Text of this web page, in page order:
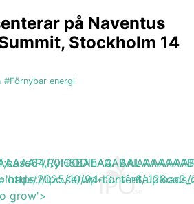
på Naventus
Stockholm 14
#Förnybar energi
2025/10/
ipo.se/wp-content/uploads/
grow'>